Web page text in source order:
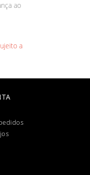
ao
a